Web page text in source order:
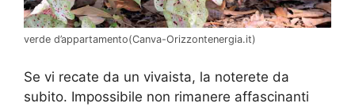
verde d’appartamento(Canva-Orizzontenergia.it)
Se vi recate da un vivaista, la noterete da
subito. Impossibile non rimanere affascinanti